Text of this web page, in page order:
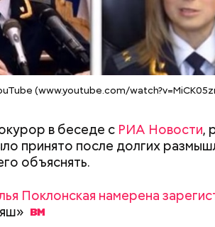
(www.youtube.com/
в беседе с РИА Новости,
принято после долгих
объяснять.
Поклонская намерена
до 100 тысяч
государства при
кто может
и какие нужны
Как
искать